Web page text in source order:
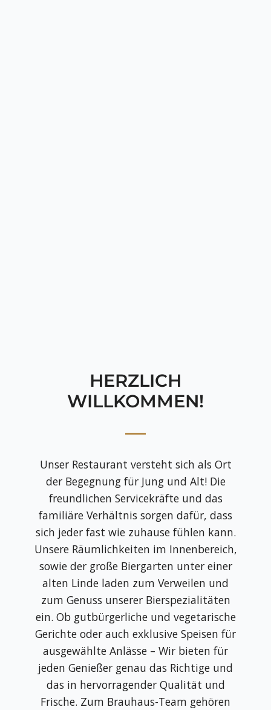
HERZLICH
WILLKOMMEN!
Unser Restaurant versteht sich als Ort
der Begegnung für Jung und Alt! Die
freundlichen Servicekräfte und das
familiäre Verhältnis sorgen dafür, dass
sich jeder fast wie zuhause fühlen kann.
Unsere Räumlichkeiten im Innenbereich,
sowie der große Biergarten unter einer
alten Linde laden zum Verweilen und
zum Genuss unserer Bierspezialitäten
ein. Ob gutbürgerliche und vegetarische
Gerichte oder auch exklusive Speisen für
ausgewählte Anlässe – Wir bieten für
jeden Genießer genau das Richtige und
das in hervorragender Qualität und
Frische. Zum Brauhaus-Team gehören